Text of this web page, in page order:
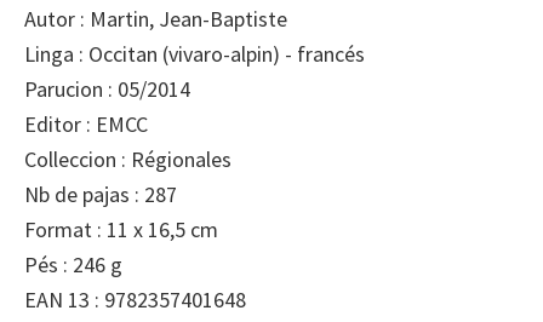
Autor : Martin, Jean-Baptiste
Linga : Occitan (vivaro-alpin) - francés
Parucion : 05/2014
Editor : EMCC
Colleccion : Régionales
Nb de pajas : 287
Format : 11 x 16,5 cm
Pés : 246 g
EAN 13 : 9782357401648